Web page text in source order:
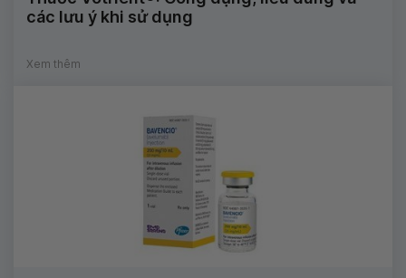
các lưu ý khi sử dụng
Xem thêm